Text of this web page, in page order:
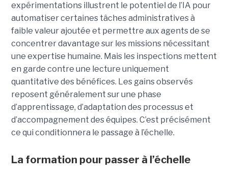
expérimentations illustrent le potentiel de l’IA pour
automatiser certaines tâches administratives à
faible valeur ajoutée et permettre aux agents de se
concentrer davantage sur les missions nécessitant
une expertise humaine. Mais les inspections mettent
en garde contre une lecture uniquement
quantitative des bénéfices. Les gains observés
reposent généralement sur une phase
d’apprentissage, d’adaptation des processus et
d’accompagnement des équipes. C’est précisément
ce qui conditionnera le passage à l’échelle.
La formation pour passer à l’échelle